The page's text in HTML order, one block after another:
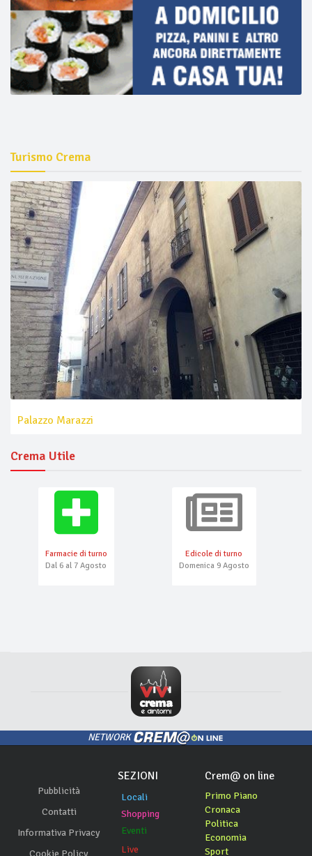
Turismo Crema
Palazzo Marazzi
Crema Utile
Farmacie di turno
Dal 6 al 7 Agosto
Edicole di turno
Domenica 9 Agosto
NETWORK
Pubblicità
Contatti
Informativa Privacy
Cookie Policy
SEZIONI
Locali
Shopping
Eventi
Live
Crem@ on line
Primo Piano
Cronaca
Politica
Economia
Sport